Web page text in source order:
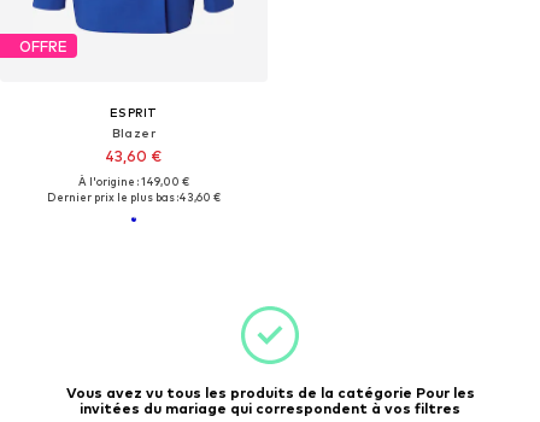
OFFRE
ESPRIT
Blazer
43,60 €
À l'origine : 149,00 €
Dernier prix le plus bas :43,60 €
Vous avez vu tous les produits de la catégorie Pour les
invitées du mariage qui correspondent à vos filtres